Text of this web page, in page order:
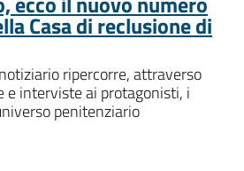
Casa di reclusione di
ripercorre, attraverso
interviste ai protagonisti, i
penitenziario